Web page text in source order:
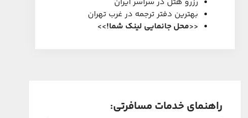
بهترین دفتر ترجمه در غرب تهران
<<محل جانمایی لینک شما!
>>
راهنمای خدمات مسافرتی: